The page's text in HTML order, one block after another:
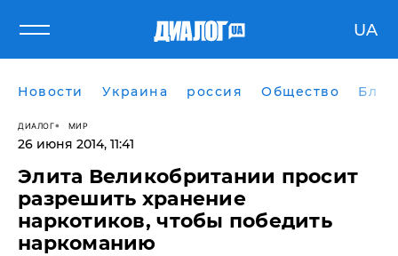
UA
Новости Украина россия Общество
ДИАЛОГ МИР
26 июня 2014, 11:41
Элита Великобритании просит
разрешить хранение
наркотиков, чтобы победить
наркоманию